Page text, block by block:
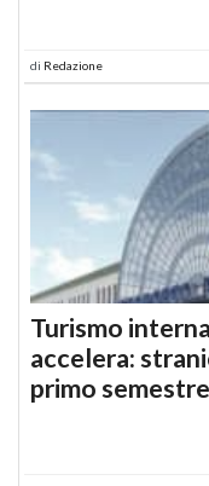
di Redazione
Turismo
accelera:
primo